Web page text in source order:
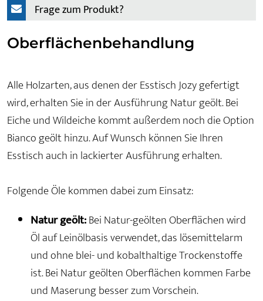
Frage zum Produkt?
Oberflächenbehandlung
Alle Holzarten, aus denen der Esstisch Jozy gefertigt
wird, erhalten Sie in der Ausführung Natur geölt. Bei
Eiche und Wildeiche kommt außerdem noch die Option
Bianco geölt hinzu. Auf Wunsch können Sie Ihren
Esstisch auch in lackierter Ausführung erhalten.
Folgende Öle kommen dabei zum Einsatz:
Natur geölt:Bei Natur-geölten Oberflächen wird
Öl auf Leinölbasis verwendet, das lösemittelarm
und ohne blei- und kobalthaltige Trockenstoffe
ist. Bei Natur geölten Oberflächen kommen Farbe
und Maserung besser zum Vorschein.